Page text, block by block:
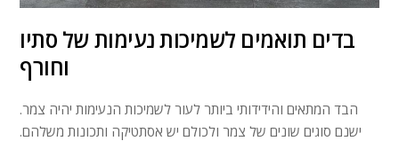
בדים תואמים לשמיכות נעימות של סתיו
וחורף
הבד המתאים והידידותי ביותר לעור לשמיכות הנעימות יהיה צמר.
ישנם סוגים שונים של צמר ולכולם יש אסתטיקה ותכונות משלהם.